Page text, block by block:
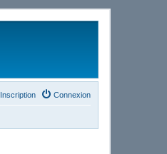
Connexion
Inscription